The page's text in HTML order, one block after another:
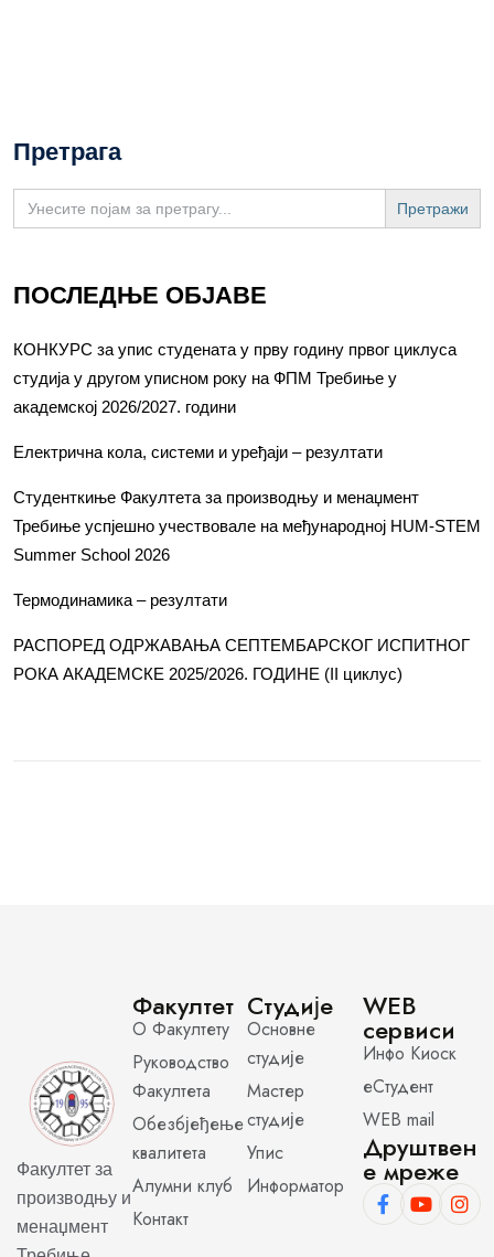
Претрага
Search
for:
ПОСЛЕДЊЕ ОБЈАВЕ
КОНКУРС за упис студената у прву годину првог циклуса
студија у другом уписном року на ФПМ Требиње у
академској 2026/2027. години
Електрична кола, системи и уређаји – резултати
Студенткиње Факултета за производњу и менаџмент
Требиње успјешно учествовале на међународној HUM-STEM
Summer School 2026
Термодинамика – резултати
РАСПОРЕД ОДРЖАВАЊА СЕПТЕМБАРСКОГ ИСПИТНОГ
РОКА АКАДЕМСКЕ 2025/2026. ГОДИНЕ (II циклус)
Факултет за
производњу и
менаџмент
Факултет
О Факултету
Руководство
Факултета
Обезбјеђење
квалитета
Алумни клуб
Контакт
Студије
Основне
студије
Мастер
студије
Упис
Информатор
WEB
сервиси
Инфо Киоск
еСтудент
WEB mail
Друштвен
е мреже